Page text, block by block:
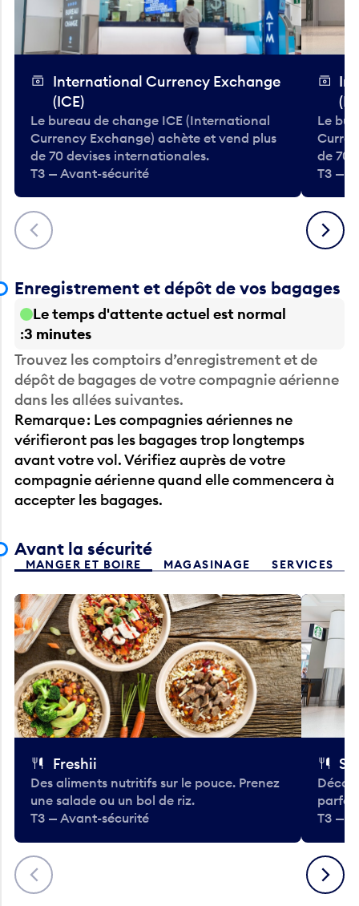
Précédent
International Currency Exchange
(ICE)
Le bureau de change ICE (International
Currency Exchange) achète et vend plus
de 70 devises internationales.
T3 — Avant-sécurité
Le
de 70
T3 —
Suivant
Enregistrement et dépôt de vos bagages
Le temps d'attente actuel est normal
3 minutes
Trouvez les comptoirs d’enregistrement et de
dépôt de bagages de votre compagnie aérienne
dans les allées suivantes.
Remarque : Les compagnies aériennes ne
vérifieront pas les bagages trop longtemps
avant votre vol. Vérifiez auprès de votre
compagnie aérienne quand elle commencera à
accepter les bagages.
Avant la sécurité
MANGER ET BOIRE MAGASINAGE SERVICES
Précédent
Freshii
Des aliments nutritifs sur le pouce. Prenez
une salade ou un bol de riz.
T3 — Avant-sécurité
T3 —
Suivant